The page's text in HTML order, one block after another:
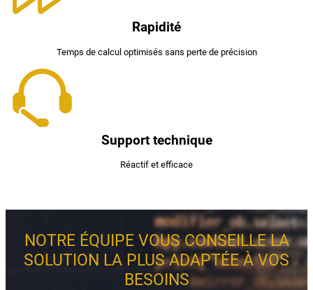
Rapidité
Temps de calcul optimisés sans perte de précision
Support technique
Réactif et efficace
NOTRE ÉQUIPE VOUS CONSEILLE LA
SOLUTION LA PLUS ADAPTÉE À VOS
BESOINS